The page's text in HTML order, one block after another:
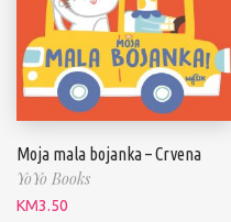
Moja mala bojanka – Crvena
YoYo Books
KM3.50